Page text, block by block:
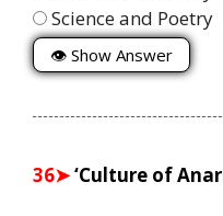
Science and Poetry
👁 Show Answer
36➤‘Culture of